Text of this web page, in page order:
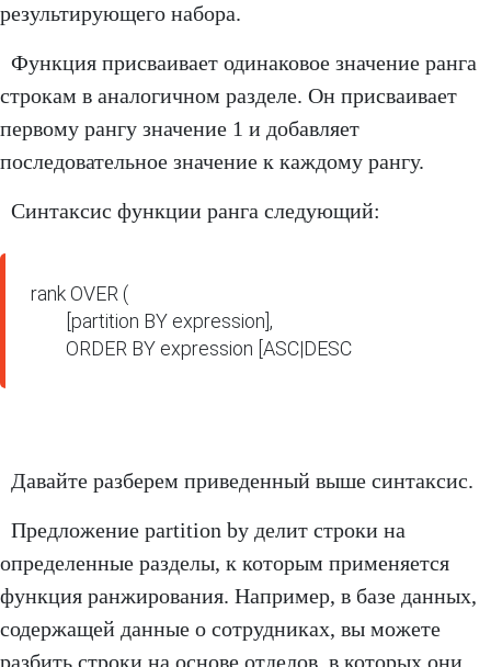
результирующего набора.
Функция присваивает одинаковое значение ранга
строкам в аналогичном разделе. Он присваивает
первому рангу значение 1 и добавляет
последовательное значение к каждому рангу.
Синтаксис функции ранга следующий:
rank OVER (
[partition BY expression],
ORDER BY expression [ASC|DESC
Давайте разберем приведенный выше синтаксис.
Предложение partition by делит строки на
определенные разделы, к которым применяется
функция ранжирования. Например, в базе данных,
содержащей данные о сотрудниках, вы можете
разбить строки на основе отделов, в которых они